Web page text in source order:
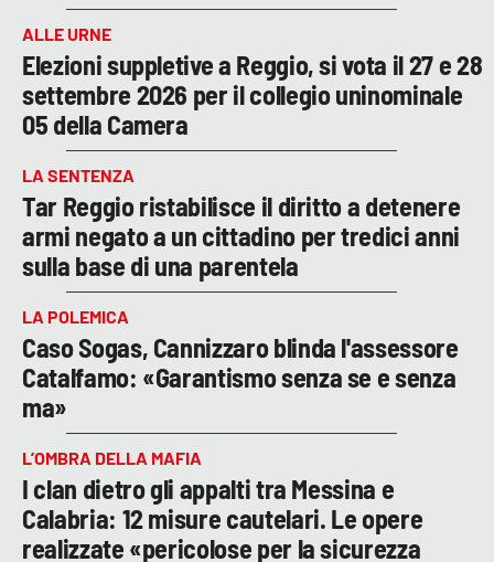
ALLE URNE
Elezioni suppletive a Reggio, si vota il 27 e 28
settembre 2026 per il collegio uninominale
05 della Camera
LA SENTENZA
Tar Reggio ristabilisce il diritto a detenere
armi negato a un cittadino per tredici anni
sulla base di una parentela
LA POLEMICA
Caso Sogas, Cannizzaro blinda l'assessore
Catalfamo: «Garantismo senza se e senza
ma»
L’OMBRA DELLA MAFIA
I clan dietro gli appalti tra Messina e
Calabria: 12 misure cautelari. Le opere
realizzate «pericolose per la sicurezza